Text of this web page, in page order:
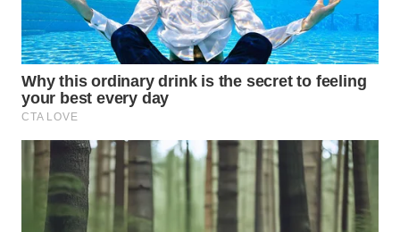
WAHANA
NEWS
WAHANA
WAHANA
ADVOKAT